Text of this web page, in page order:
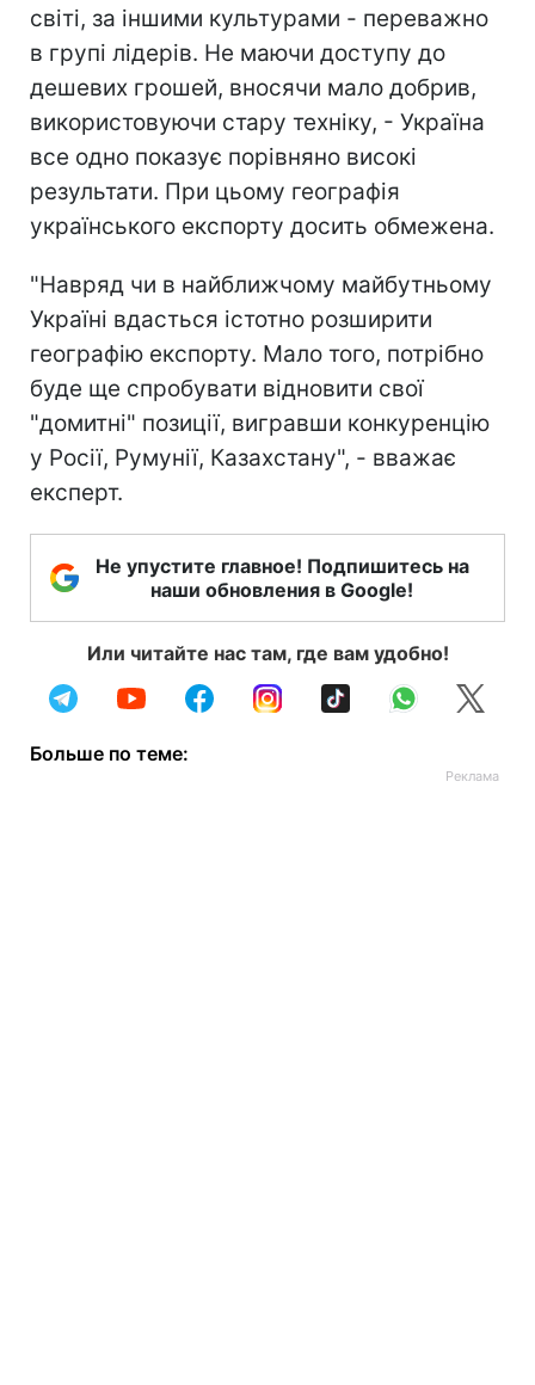
світі, за іншими культурами - переважно
в групі лідерів. Не маючи доступу до
дешевих грошей, вносячи мало добрив,
використовуючи стару техніку, - Україна
все одно показує порівняно високі
результати. При цьому географія
українського експорту досить обмежена.
"Навряд чи в найближчому майбутньому
Україні вдасться істотно розширити
географію експорту. Мало того, потрібно
буде ще спробувати відновити свої
"домитні" позиції, вигравши конкуренцію
у Росії, Румунії, Казахстану", - вважає
експерт.
Не упустите главное! Подпишитесь на
наши обновления в Google!
Или читайте нас там, где вам удобно!
Больше по теме: